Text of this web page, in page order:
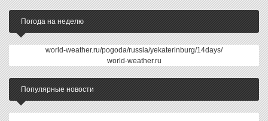
Погода на неделю
world-weather.ru/pogoda/russia/yekaterinburg/14days/
world-weather.ru
Популярные новости